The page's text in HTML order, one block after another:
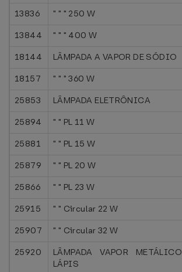
13836
" " " 250 W
13844
" " " 400 W
18144
LÂMPADA A VAPOR DE SÓDIO
18157
" " " 360 W
25853
LÂMPADA ELETRÔNICA
25894
" " PL 11 W
25881
" " PL 15 W
25879
" " PL 20 W
25866
" " PL 23 W
25915
" " Circular 22 W
25907
" " Circular 32 W
25920
LÂMPADA VAPOR METÁLICO
LÁPIS